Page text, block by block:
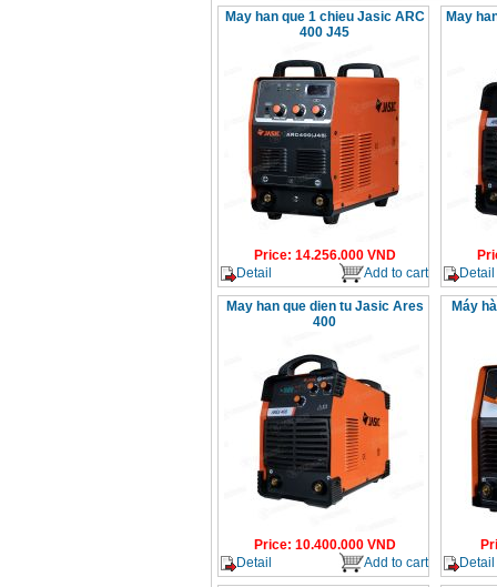
May han que 1 chieu Jasic ARC
400 J45
Price: 14.256.000VND
Detail
Add to cart
May
Detail
May han que dien tu Jasic Ares
400
Price: 10.400.000VND
Detail
Add to cart
Máy
Detail